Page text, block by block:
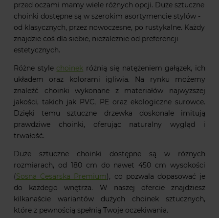
przed oczami mamy wiele różnych opcji. Duże sztuczne
choinki dostępne są w szerokim asortymencie stylów -
od klasycznych, przez nowoczesne, po rustykalne. Każdy
znajdzie coś dla siebie, niezależnie od preferencji
estetycznych.
Różne style choinek różnią się natężeniem gałązek, ich
układem oraz kolorami igliwia. Na rynku możemy
znaleźć choinki wykonane z materiałów najwyższej
jakości, takich jak PVC, PE oraz ekologiczne surowce.
Dzięki temu sztuczne drzewka doskonale imitują
prawdziwe choinki, oferując naturalny wygląd i
trwałość.
Duże sztuczne choinki dostępne są w różnych
rozmiarach, od 180 cm do nawet 450 cm wysokości
(Sosna Cesarska Premium), co pozwala dopasować je
do każdego wnętrza. W naszej ofercie znajdziesz
kilkanaście wariantów dużych choinek sztucznych,
które z pewnością spełnią Twoje oczekiwania.